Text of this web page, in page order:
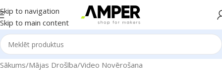
Skip to navigation
Skip to main content
Sākums/Mājas Drošība/Video Novērošana